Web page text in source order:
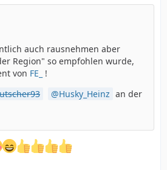
auch rausnehmen aber
Region" so empfohlen wurde,
von FE_
!
Husky_Heinz an der